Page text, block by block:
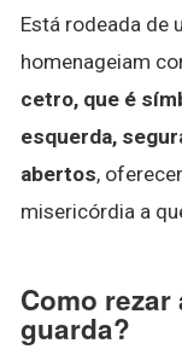
Está rodeada de
homenageiam
cetro, que é
esquerda,
abertos,
misericórdia a
Como
guarda?